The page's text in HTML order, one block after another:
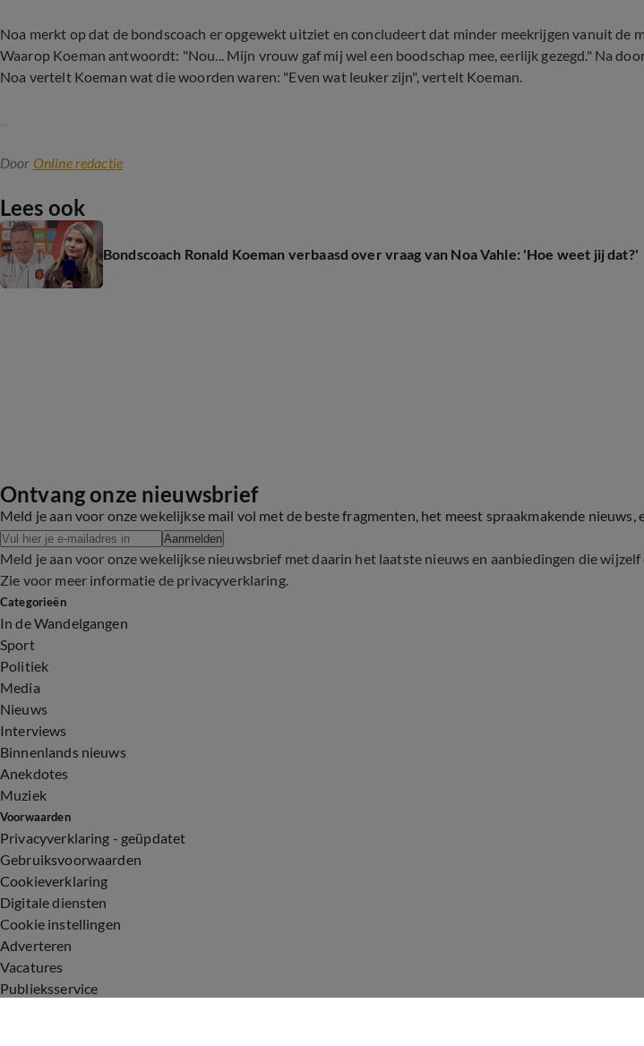
Noa merkt op dat de bondscoach er opgewekt uitziet en concludeert dat minder meekrijgen vanuit de
Waarop Koeman antwoordt: "Nou... Mijn vrouw gaf mij wel een boodschap mee, eerlijk gezegd." Na
Noa vertelt Koeman wat die woorden waren: "Even wat leuker zijn", vertelt Koeman.
Door Online redactie
Lees ook
Bondscoach Ronald Koeman verbaasd over vraag van Noa Vahle: 'Hoe weet jij dat?'
Ontvang onze nieuwsbrief
Meld je aan voor onze wekelijkse mail vol met de beste fragmenten, het meest spraakmakende nieuws,
Aanmelden
Meld je aan voor onze wekelijkse nieuwsbrief met daarin het laatste nieuws en aanbiedingen die
Zie voor meer informatie de privacyverklaring.
Categorieën
In de Wandelgangen
Sport
Politiek
Media
Nieuws
Interviews
Binnenlands nieuws
Anekdotes
Muziek
Voorwaarden
Privacyverklaring - geüpdatet
Gebruiksvoorwaarden
Cookieverklaring
Digitale diensten
Cookie instellingen
Adverteren
Vacatures
Publieksservice